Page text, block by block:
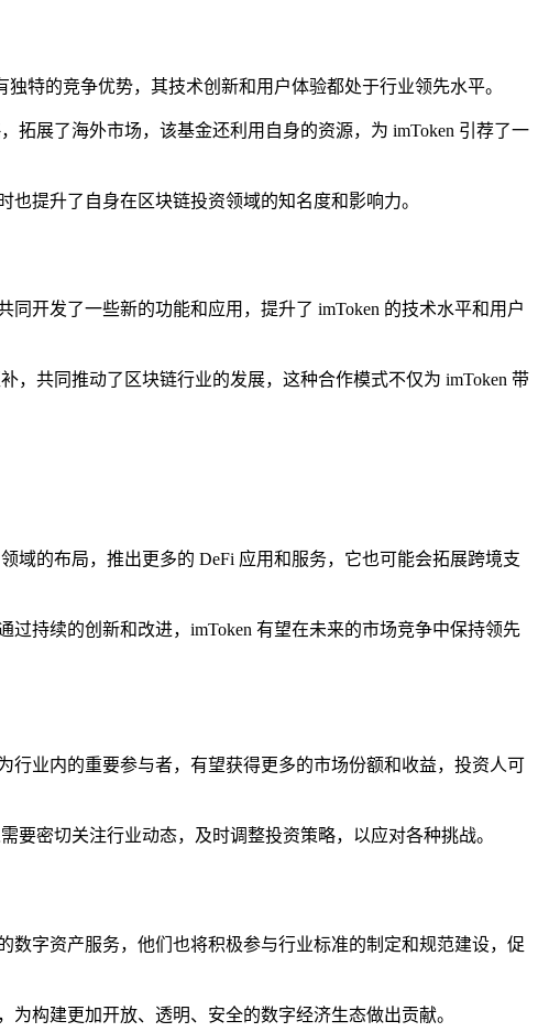
特的竞争优势，其技术创新和用户体验都处于行业领先水平。
拓展了海外市场，该基金还利用自身的资源，为 imToken 引荐了一
提升了自身在区块链投资领域的知名度和影响力。
开发了一些新的功能和应用，提升了 imToken 的技术水平和用户
，共同推动了区块链行业的发展，这种合作模式不仅为 imToken 带
域的布局，推出更多的 DeFi 应用和服务，它也可能会拓展跨境支
持续的创新和改进，imToken 有望在未来的市场竞争中保持领先
行业内的重要参与者，有望获得更多的市场份额和收益，投资人可
要密切关注行业动态，及时调整投资策略，以应对各种挑战。
数字资产服务，他们也将积极参与行业标准的制定和规范建设，促
构建更加开放、透明、安全的数字经济生态做出贡献。